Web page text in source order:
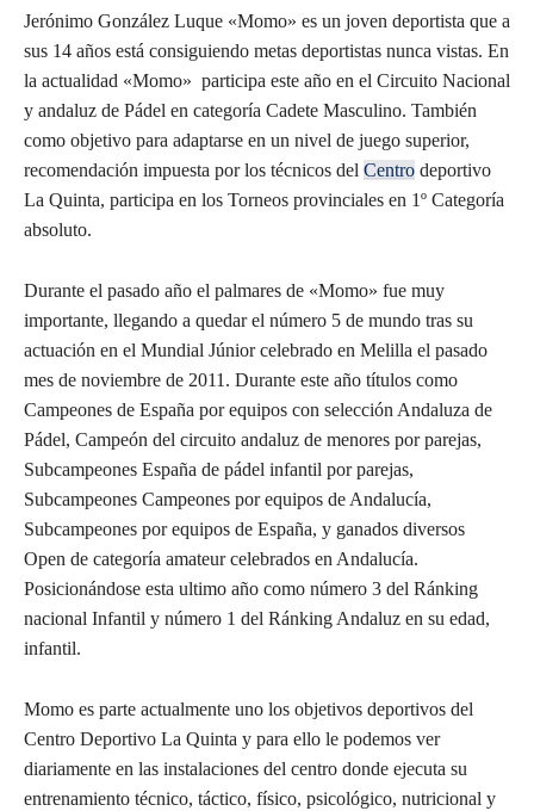
Jerónimo González Luque «Momo» es un joven deportista que a
sus 14 años está consiguiendo metas deportistas nunca vistas. En
la actualidad «Momo» participa este año en el Circuito Nacional
y andaluz de Pádel en categoría Cadete Masculino. También
como objetivo para adaptarse en un nivel de juego superior,
recomendación impuesta por los técnicos del Centro deportivo
La Quinta, participa en los Torneos provinciales en 1º Categoría
absoluto.
Durante el pasado año el palmares de «Momo» fue muy
importante, llegando a quedar el número 5 de mundo tras su
actuación en el Mundial Júnior celebrado en Melilla el pasado
mes de noviembre de 2011. Durante este año títulos como
Campeones de España por equipos con selección Andaluza de
Pádel, Campeón del circuito andaluz de menores por parejas,
Subcampeones España de pádel infantil por parejas,
Subcampeones Campeones por equipos de Andalucía,
Subcampeones por equipos de España, y ganados diversos
Open de categoría amateur celebrados en Andalucía.
Posicionándose esta ultimo año como número 3 del Ránking
nacional Infantil y número 1 del Ránking Andaluz en su edad,
infantil.
Momo es parte actualmente uno los objetivos deportivos del
Centro Deportivo La Quinta y para ello le podemos ver
diariamente en las instalaciones del centro donde ejecuta su
entrenamiento técnico, táctico, físico, psicológico, nutricional y